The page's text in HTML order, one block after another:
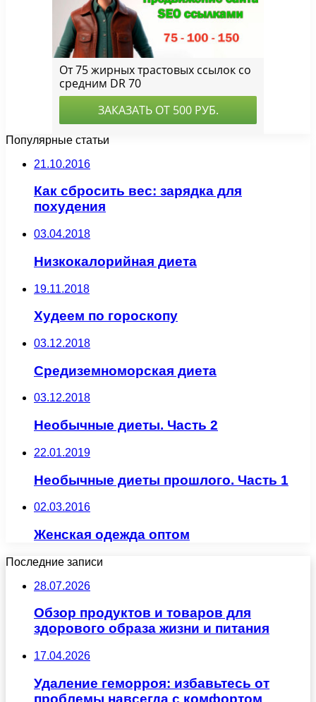
Популярные статьи
21.10.2016
Как сбросить вес: зарядка для
похудения
03.04.2018
Низкокалорийная диета
19.11.2018
Худеем по гороскопу
03.12.2018
Средиземноморская диета
03.12.2018
Необычные диеты. Часть 2
22.01.2019
Необычные диеты прошлого. Часть 1
02.03.2016
Женская одежда оптом
Последние записи
28.07.2026
Обзор продуктов и товаров для
здорового образа жизни и питания
17.04.2026
Удаление геморроя: избавьтесь от
проблемы навсегда с комфортом